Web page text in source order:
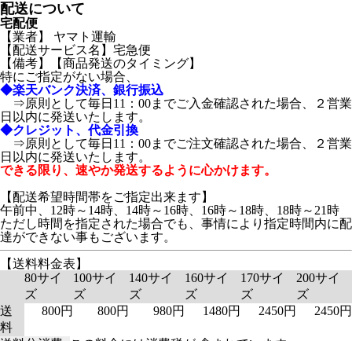
配送について
宅配便
【業者】 ヤマト運輸
【配送サービス名】宅急便
【備考】
【商品発送のタイミング】
特にご指定がない場合、
◆楽天バンク決済、銀行振込
⇒原則として毎日11：00までご入金確認された場合、２営業
日以内に発送いたします。
◆クレジット、代金引換
⇒原則として毎日11：00までご注文確認された場合、２営業
日以内に発送いたします。
できる限り、速やか発送するように心かけます。
【配送希望時間帯をご指定出来ます】
午前中
12時～14時 14時～16時 16時～18時
18時～21時
ただし時間を指定された場合でも、事情により指定時間内に配
達ができない事もございます。
【送料料金表】
80サイ
ズ
100サイ
ズ
140サイ
ズ
160サイ
ズ
170サイ
ズ
200サイ
ズ
送
料
800円 800円 980円 1480円 2450円 2450円